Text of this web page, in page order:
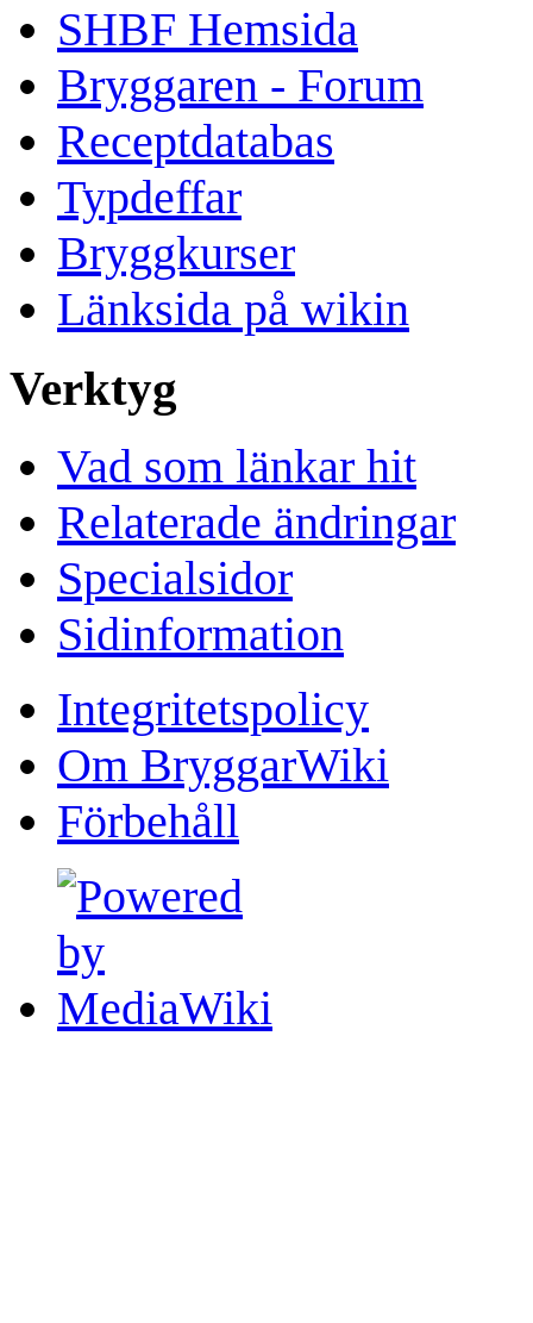
SHBF Hemsida
Bryggaren - Forum
Receptdatabas
Typdeffar
Bryggkurser
Länksida på wikin
Verktyg
Vad som länkar hit
Relaterade ändringar
Specialsidor
Sidinformation
Integritetspolicy
Om BryggarWiki
Förbehåll